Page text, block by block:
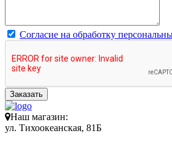
Согласие на обработку
Заказать
Наш магазин:
ул. Тихоокеанская, 81Б